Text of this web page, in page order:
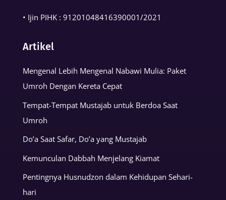
• Ijin PIHK : 91201048416390001/2021
Artikel
Mengenal Lebih Mengenal Nabawi Mulia: Paket
Umroh Dengan Kereta Cepat
Tempat-Tempat Mustajab untuk Berdoa Saat
Umroh
Do’a Saat Safar, Do’a yang Mustajab
Kemunculan Dabbah Menjelang Kiamat
Pentingnya Husnudzon dalam Kehidupan Sehari-
hari